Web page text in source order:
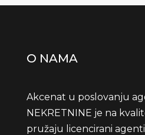
O NAMA
Akcenat u poslovanju
NEKRETNINE je na
pružaju licencirani